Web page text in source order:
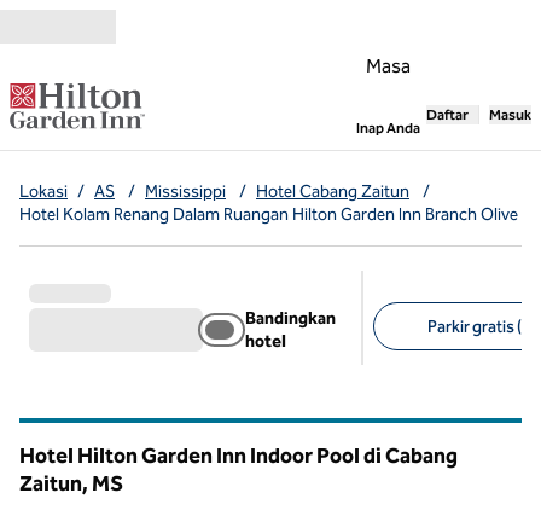
Masa
Inap Anda,Membuka
Daftar Masuk
Lokasi / AS / Mississippi / Hotel Cabang Zaitun
/
Hotel Kolam Renang Dalam Ruangan Hilton Garden Inn Branch Olive
Bandingkan
hotel
Parkir gratis (3)
Hotel Hilton Garden Inn Indoor Pool di Cabang
Zaitun, MS